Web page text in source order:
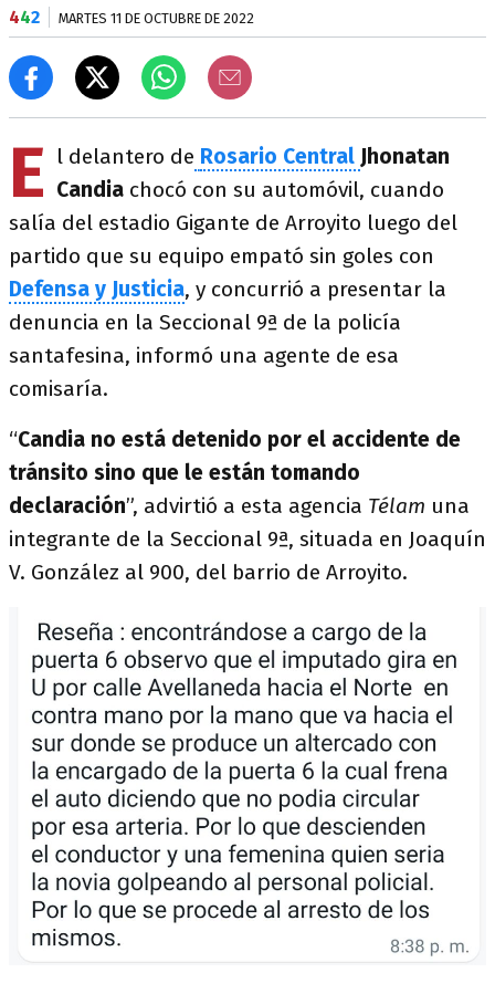
442 MARTES 11 DE OCTUBRE DE 2022
E l delantero de Rosario Central Jhonatan
Candia chocó con su automóvil, cuando
salía del estadio Gigante de Arroyito luego del
partido que su equipo empató sin goles con
Defensa y Justicia, y concurrió a presentar la
denuncia en la Seccional 9ª de la policía
santafesina, informó una agente de esa
comisaría.
“Candia no está detenido por el accidente de
tránsito sino que le están tomando
declaración”, advirtió a esta agencia Télam una
integrante de la Seccional 9ª, situada en Joaquín
V. González al 900, del barrio de Arroyito.